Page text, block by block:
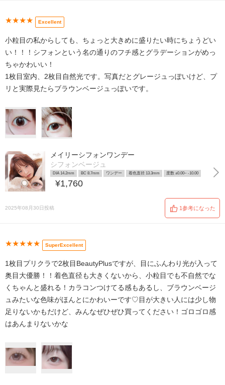
★★★★ Excellent
小粒目の私からしても、ちょっと大きめに盛りたい時にちょうどい
い！！！シフォンという名の通りのフチ感とグラデーションがめっ
ちゃかわいい！
1枚目室内、2枚目自然光です。写真だとグレージュっぽいけど、プ
リと実際見たらブラウンベージュっぽいです。
メイリーシフォンワンデー
シフォンベージュ
DIA 14.2mm BC 8.7mm ワンデー 着色直径 13.3mm 度数 ±0.00~ -10.00
¥1,760
2025年08月30日投稿 1参考になった
★★★★★ SuperExcellent
1枚目プリクラで2枚目BeautyPlusですが、目にふんわり光が入って
奥目大優勝！！着色直径も大きくないから、小粒目でも不自然でな
くちゃんと盛れる！カラコンつけてる感もあるし、ブラウンベージ
ュみたいな色味がほんとにかわいーです♡目が大きい人には少し物
足りないかもだけど、みんなぜひぜひ買ってください！ゴロゴロ感
はあんまりないかな